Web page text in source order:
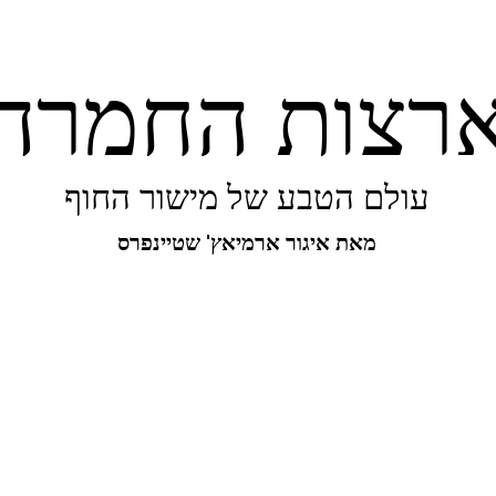
עולם הטבע של מישור החוף
מאת איגור ארמיאץ' שטיינפרס